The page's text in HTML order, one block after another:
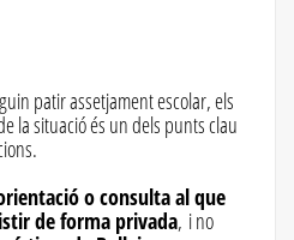
patir assetjament escolar, els
la situació és un dels punts clau
o consulta al que
de forma privada, i no